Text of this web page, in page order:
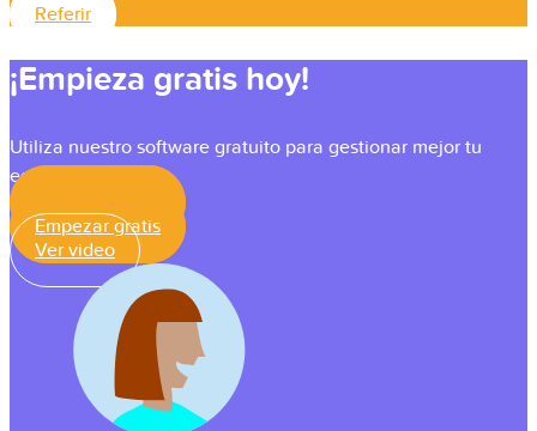
Referir
¡Empieza gratis hoy!
Utiliza nuestro software gratuito para gestionar mejor tu
equipo.
Empezar gratis
Ver video